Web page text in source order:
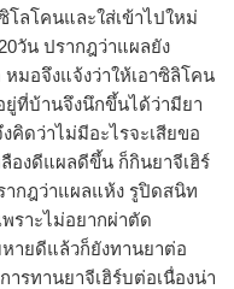
โลโคนและใส่เข้าไปใหม่
วัน ปรากฎว่าแผลยัง
มอจึงแจ้งว่าให้เอาซิลิโคน
ยู่ที่บ้านจึงนึกขึ้นได้ว่ามียา
ดว่าไม่มีอะไรจะเสียขอ
องดีแผลดีขึ้น ก็กินยาจีเฮิร์
ากฎว่าแผลแห้ง รูปิดสนิท
ราะไม่อยากผ่าตัด
ายดีแล้วก็ยังทานยาต่อ
ารทานยาจีเฮิร์บต่อเนื่องน่า